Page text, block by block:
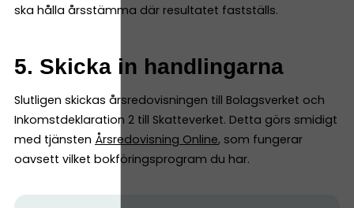
ska hålla årsstämma där resultatet fastställs.
5. Skicka in handlingarna
Slutligen skickas årsredovisningen till Bolagsverket och
Inkomstdeklaration 2 till Skatteverket. Detta görs smidigt
med tjänsten Årsredovisning Online, som fungerar
oavsett vilket bokföringsprogram du har.